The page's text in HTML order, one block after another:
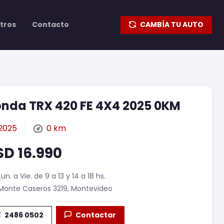
Contacto CAMBÍA TU AUTO
TRX 420 FE 4X4 2025 0KM
0 km
16.990
a Vie. de 9 a 13 y 14 a 18 hs.
Caseros 3219, Montevideo
2486 0502 Contactar